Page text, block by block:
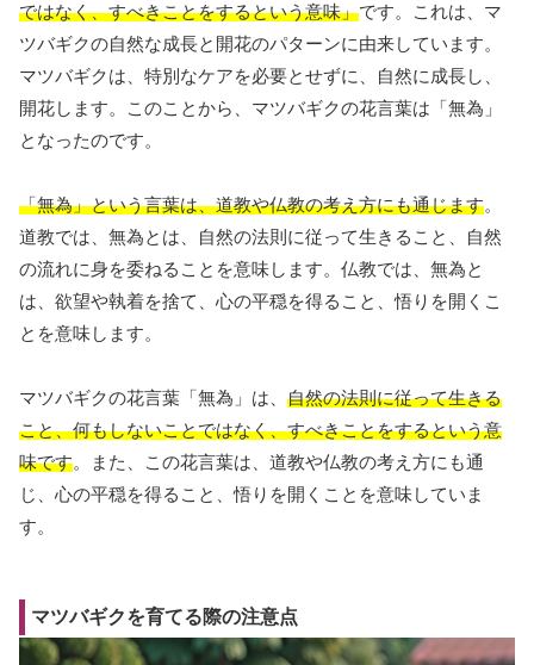
ではなく、すべきことをするという意味」です。これは、マ
ツバギクの自然な成長と開花のパターンに由来しています。
マツバギクは、特別なケアを必要とせずに、自然に成長し、
開花します。このことから、マツバギクの花言葉は「無為」
となったのです。
「無為」という言葉は、道教や仏教の考え方にも通じます。
道教では、無為とは、自然の法則に従って生きること、自然
の流れに身を委ねることを意味します。仏教では、無為と
は、欲望や執着を捨て、心の平穏を得ること、悟りを開くこ
とを意味します。
マツバギクの花言葉「無為」は、 自然の法則に従って生きる
こと、何もしないことではなく、すべきことをするという意
味です。また、この花言葉は、道教や仏教の考え方にも通
じ、心の平穏を得ること、悟りを開くことを意味していま
す。
マツバギクを育てる際の注意点